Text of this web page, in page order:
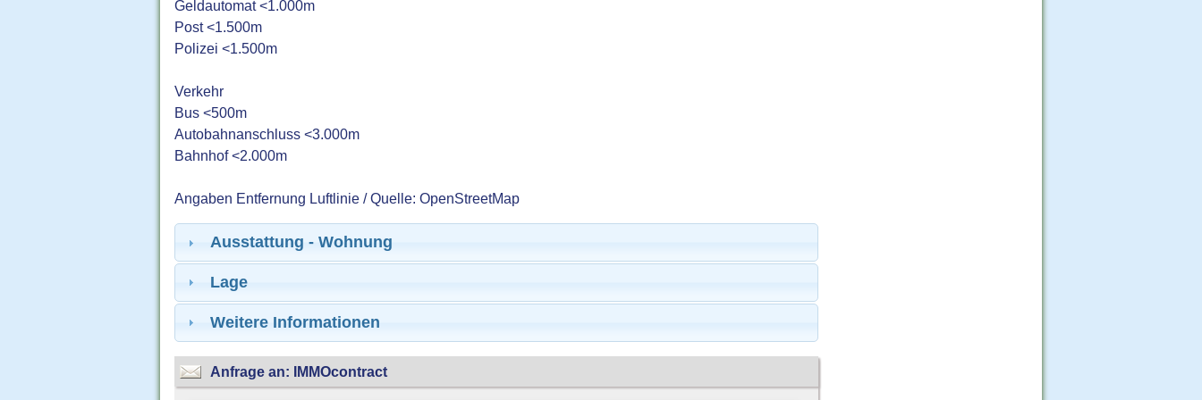
Geldautomat <1.000m
Post <1.500m
Polizei <1.500m
Verkehr
Bus <500m
Autobahnanschluss <3.000m
Bahnhof <2.000m
Angaben Entfernung Luftlinie / Quelle: OpenStreetMap
Ausstattung - Wohnung
Lage
Weitere Informationen
Anfrage an: IMMOcontract